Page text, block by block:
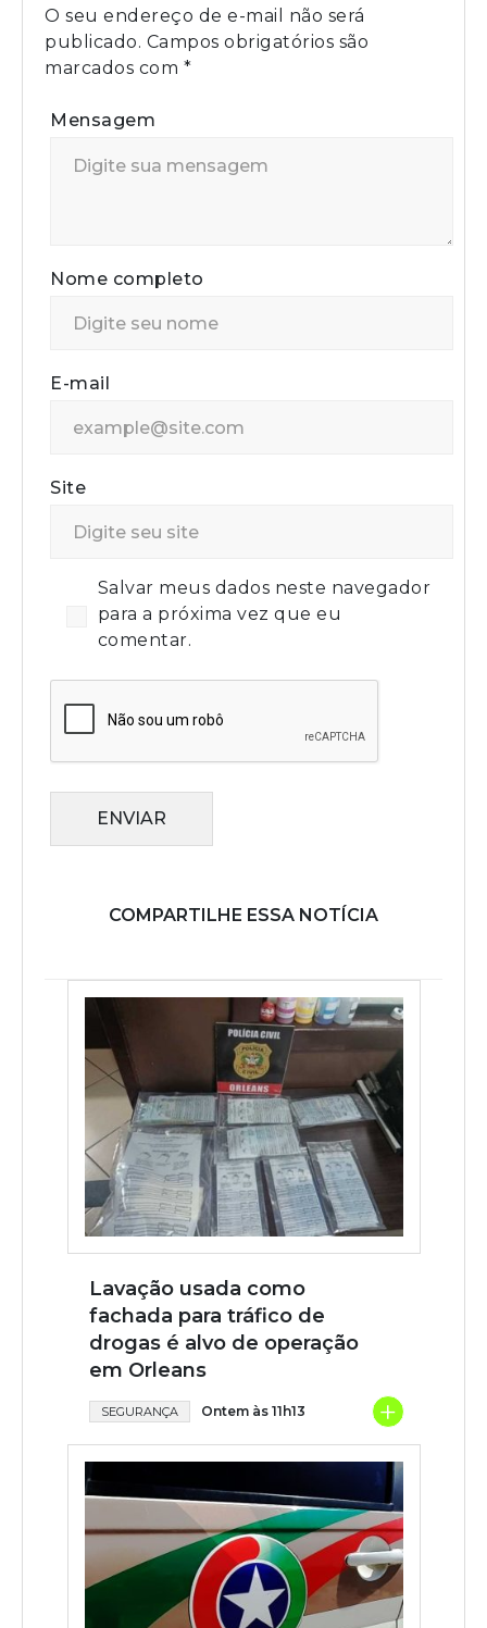
O seu endereço de e-mail não será
publicado. Campos obrigatórios são
marcados com *
Mensagem
Nome completo
E-mail
Site
Salvar meus dados neste navegador
para a próxima vez que eu
comentar.
ENVIAR
COMPARTILHE ESSA NOTÍCIA
Lavação usada como
fachada para tráfico de
drogas é alvo de operação
em Orleans
SEGURANÇA Ontem às 11h13 +